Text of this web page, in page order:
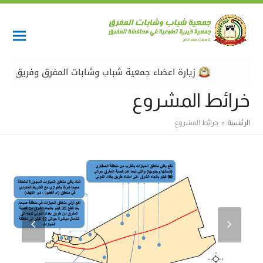
زيارة اعضاء جمعية شباب وشابات المفرق وفريق عمل
خرائط المشروع
الرئيسية » خرائط المشروع
Next
Slide